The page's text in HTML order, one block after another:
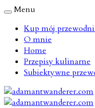
Menu
Kup mój
O mnie
Home
Przepisy kulinarne
Subiektywne